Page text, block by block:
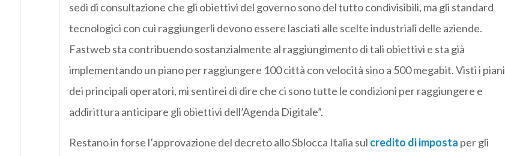
sedi di consultazione che gli obiettivi del governo sono del tutto condivisibili, ma gli standard
tecnologici con cui raggiungerli devono essere lasciati alle scelte industriali delle aziende.
Fastweb sta contribuendo sostanzialmente al raggiungimento di tali obiettivi e sta già
implementando un piano per raggiungere 100 città con velocità sino a 500 megabit. Visti i piani
dei principali operatori, mi sentirei di dire che ci sono tutte le condizioni per raggiungere e
addirittura anticipare gli obiettivi dell’Agenda Digitale”.
Restano in forse l’approvazione del decreto allo Sblocca Italia sul credito di imposta per gli